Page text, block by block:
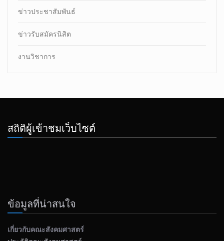
ข่าวประชาสัมพันธ์
ข่าวรับสมัครนิสิต
งานวิชาการ
สถิติผู้เข้าชมเว็บไซต์
ข้อมูลที่น่าสนใจ
เกี่ยวกับคณะสังคมศาสตร์